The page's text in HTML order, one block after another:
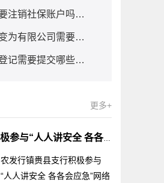
企业注销也需要注销社保账户吗？如何注销单位社保账户？
个体工商户转变为有限公司需要满足哪些条件？个体工商户转变为企业组织形式需要提交哪些材料？
股权出质设立登记需要提交哪些材料?要求有哪些?
更多+
农发行镇赉县支行积极参与“人人讲安全 各各会应急”网络知识竞赛 今日热门
农发行镇赉县支行积极参与
“人人讲安全 各各会应急”网络